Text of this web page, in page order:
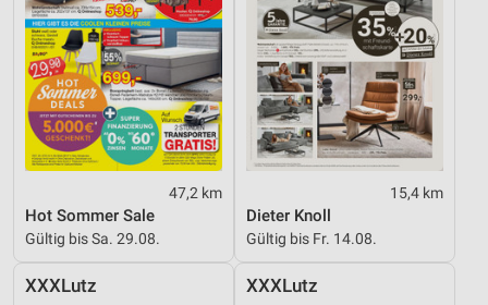
47,2 km
Hot Sommer Sale
Gültig bis Sa. 29.08.
15,4 km
Dieter Knoll
Gültig bis Fr. 14.08.
XXXLutz XXXLutz